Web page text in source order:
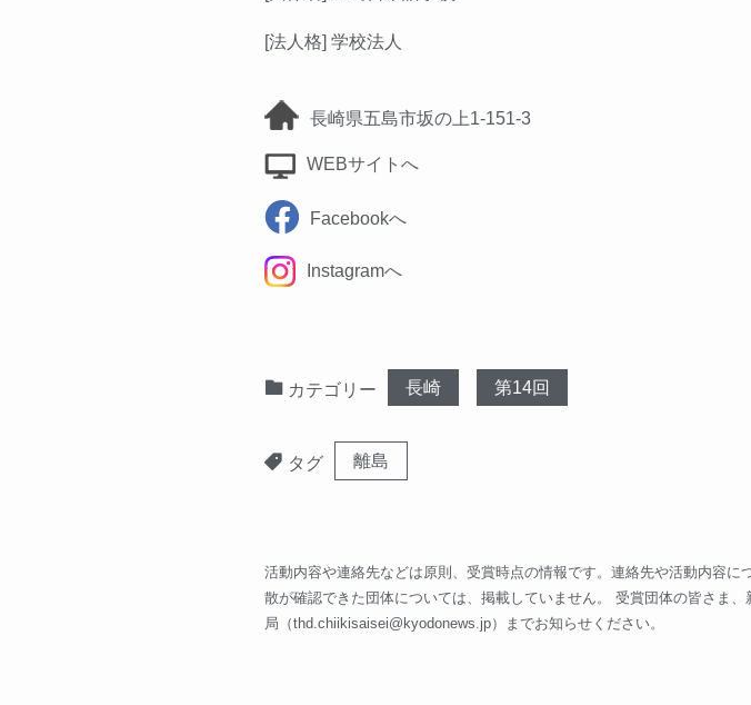
[法人格] 学校法人
長崎県五島市坂の上1-151-3
WEBサイトへ
Facebookへ
Instagramへ
カテゴリー 長崎 第14回
タグ 離島
活動内容や連絡先などは原則、受賞時点の情報です。連絡先や活動内容
散が確認できた団体については、掲載していません。 受賞団体の皆さま
局（thd.chiikisaisei@kyodonews.jp）までお知らせください。